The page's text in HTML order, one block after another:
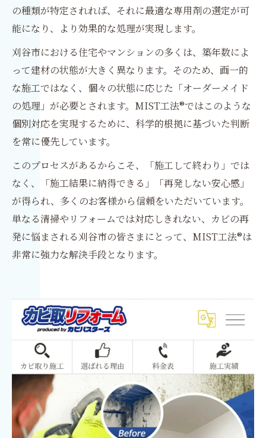
の種類が特定されれば、それに最適な専用剤の選定が可
能になり、より効果的な処理が実現します。
刈谷市における住宅やマンションの多くは、築年数によ
って建材の状態が大きく異なります。そのため、画一的
な施工ではなく、個々の状態に応じた「オーダーメイド
の処理」が必要とされます。MIST工法®ではこのような
個別対応を実現するために、科学的根拠に基づいた判断
を常に優先しています。
このプロセスがあるからこそ、「施工して終わり」では
なく、「施工結果に納得できる」「再発しない安心感」
が得られ、多くのお客様から信頼をいただいています。
単なる清掃やリフォームでは対応しきれない、カビの再
発に悩まされる刈谷市の皆さまにとって、MIST工法®は
非常に強力な解決手段となります。